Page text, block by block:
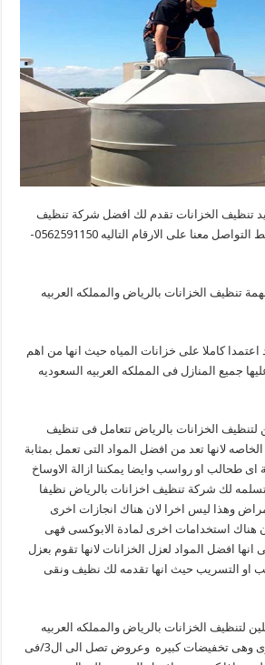
تنظيف الخزانات تقدم لك افضل شركة تنظيف
خزانات بالرياض عليك فقط التواصل معنا على الارقام التاليه 0562591150-
تنظيف الخزانات بالرياض والمملكه العربيه
اعتمدا كاملا على خزانات المياه حيث انها من اهم
جميع المنازل فى المملكه العربيه السعوديه
لتنظيف الخزانات بالرياض تتعامل فى تنظيف
لانها تعد من افضل المواد التى تعمل بمثابة
اى طحالب او رواسب وايضا يمكننا ازالة الاوساخ
تسلمه لك شركة تنظيف اخزانات بالرياض نظيفا
وهذا ليس اخرا لان هناك انجازات اخرى
هناك استخدامات اخرى لمادة الابوكسى فهى
انها افضل المواد لعزل الخزانات لانها تقوم بعزل
او التسريب حيث انها تقدمه لك نظيف ونقى
لتنظيف الخزانات بالرياض والمملكه العربيه
السعوديه المفاجاءه الكبرى وهى تخفيضات كبيره وعروض تصل الى ال3/فى